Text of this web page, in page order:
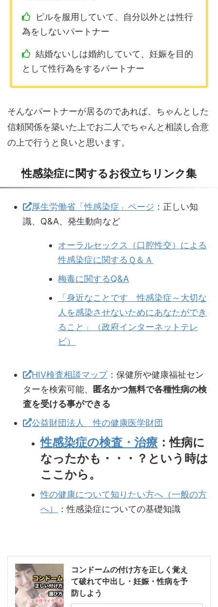
ピルを服用していて、自分以外とは性行
為をしないパートナー
結婚ないしは婚約していて、妊娠を目的
として性行為をするパートナー
そんなパートナーが居るのであれば、ちゃんとした
信頼関係を築いた上でお二人でちゃんと相談し合意
の上で行うと良いと思います。
性感染症に関するお役立ちリンク集
厚生労働省「性感染症」ページ ：正しい知
識、Q&A、発生動向など
オーラルセックス（口腔性交）による
性感染症に関するＱ＆Ａ
梅毒に関するQ&A
「身近なことです 性感染症～大切な
人を感染させないためにあなたができ
ること」（政府インターネットテレ
ビ）
HIV検査相談マップ：保健所や健康福祉セン
ターを検索可能、 匿名かつ無料で各種性病の検
査を受ける事ができる
公益財団法人 性の健康医学財団
性感染症の検査・治療：性病に
なったかも・・・？という時は
ここから。
性の健康について知りたい方へ（一般の方
へ）
：性感染症についての基礎知識
コンドームの付け方を正しく覚え
て破れて中出し・妊娠・性病を予
防しよう